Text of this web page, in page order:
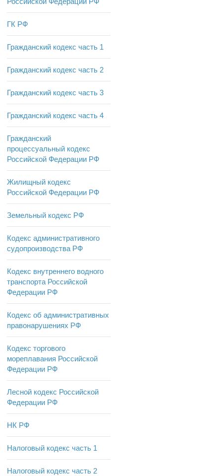
ГК РФ
Гражданский кодекс часть 1
Гражданский кодекс часть 2
Гражданский кодекс часть 3
Гражданский кодекс часть 4
Гражданский
процессуальный кодекс
Российской Федерации РФ
Жилищный кодекс
Российской Федерации РФ
Земельный кодекс РФ
Кодекс административного
судопроизводства РФ
Кодекс внутреннего водного
транспорта Российской
Федерации РФ
Кодекс об административных
правонарушениях РФ
Кодекс торгового
мореплавания Российской
Федерации РФ
Лесной кодекс Российской
Федерации РФ
НК РФ
Налоговый кодекс часть 1
Налоговый кодекс часть 2